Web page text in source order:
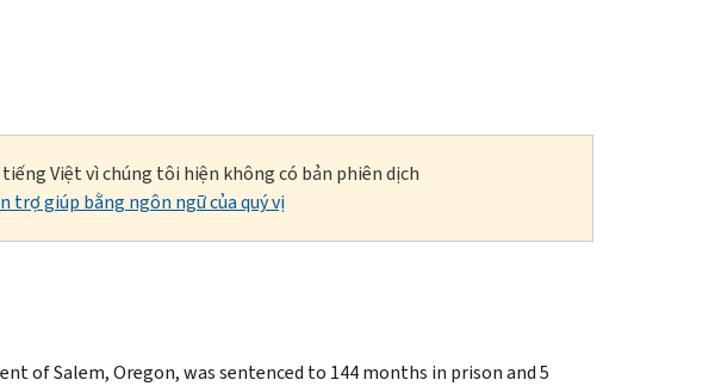
Việt vì chúng tôi hiện không có bản phiên dịch
trợ giúp bằng ngôn ngữ của quý vị
of Salem, Oregon, was sentenced to 144 months in prison and 5